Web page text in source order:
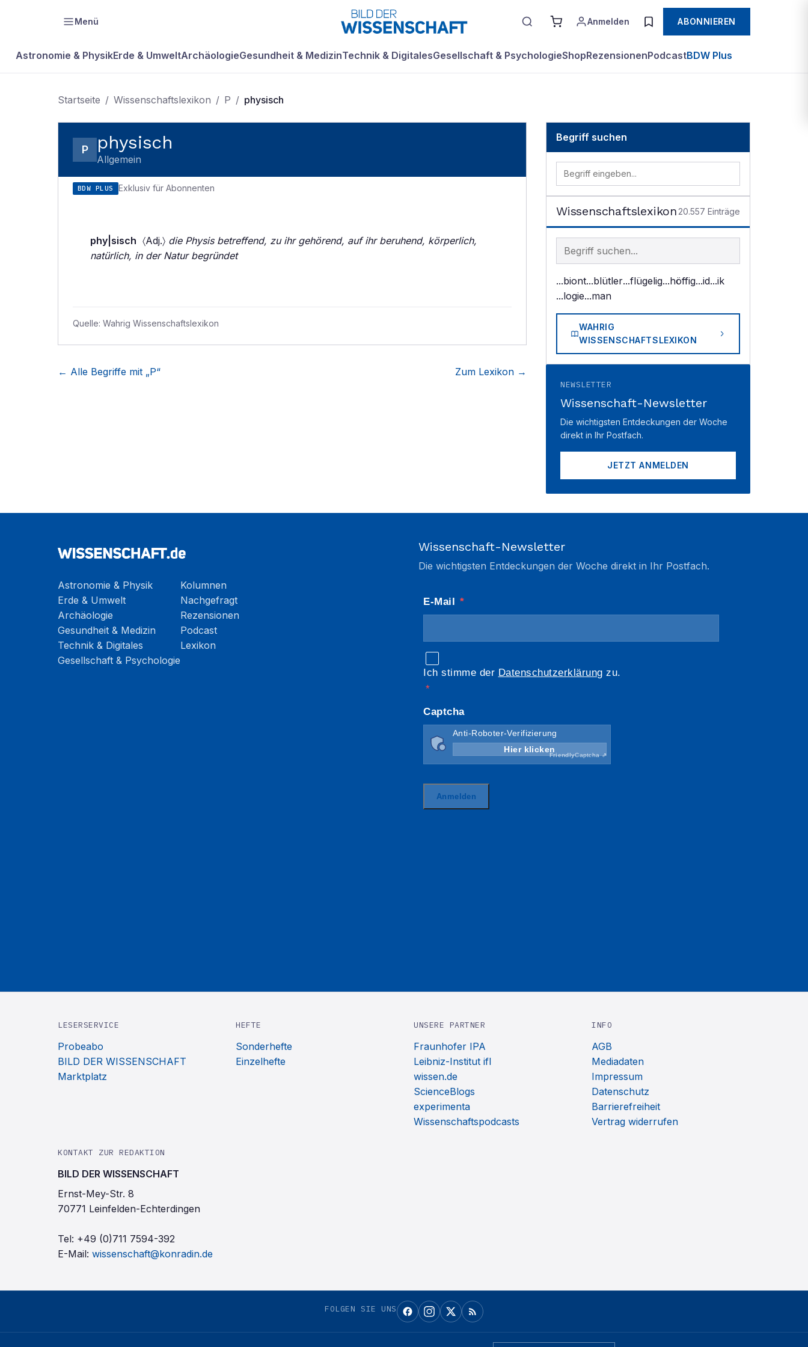
Menü Anmelden ABONNIEREN
Astronomie & PhysikErde & UmweltArchäologieGesundheit & MedizinTechnik & DigitalesGesellschaft & PsychologieShopRezensionenPodcastBDW Plus
Startseite / Wissenschaftslexikon / P / physisch
P physisch
Allgemein
BDW PLUS Exklusiv für Abonnenten
phy|sisch 〈Adj.〉 die Physis betreffend, zu ihr gehörend, auf ihr beruhend, körperlich,
natürlich, in der Natur begründet
Quelle: Wahrig Wissenschaftslexikon
← Alle Begriffe mit „P“ Zum Lexikon →
Begriff suchen
Wissenschaftslexikon 20.557 Einträge
Begriff im Lexikon suchen
...biont...blütler...flügelig...höffig...id...ik
...logie...man
WAHRIG
WISSENSCHAFTSLEXIKON
NEWSLETTER
Wissenschaft-Newsletter
Die wichtigsten Entdeckungen der Woche
direkt in Ihr Postfach.
JETZT ANMELDEN
Astronomie & Physik
Erde & Umwelt
Archäologie
Gesundheit & Medizin
Technik & Digitales
Gesellschaft & Psychologie
Kolumnen
Nachgefragt
Rezensionen
Podcast
Lexikon
Wissenschaft-Newsletter
Die wichtigsten Entdeckungen der Woche direkt in Ihr Postfach.
LESERSERVICE
Probeabo
BILD DER WISSENSCHAFT
Marktplatz
HEFTE
Sonderhefte
Einzelhefte
UNSERE PARTNER
Fraunhofer IPA
Leibniz-Institut ifl
wissen.de
ScienceBlogs
experimenta
Wissenschaftspodcasts
INFO
AGB
Mediadaten
Impressum
Datenschutz
Barrierefreiheit
Vertrag widerrufen
KONTAKT ZUR REDAKTION
BILD DER WISSENSCHAFT
Ernst-Mey-Str. 8
70771 Leinfelden-Echterdingen
Tel: +49 (0)711 7594-392
E-Mail: wissenschaft@konradin.de
FOLGEN SIE UNS